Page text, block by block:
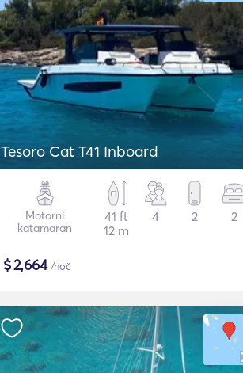
Tesoro Cat T41 Inboard
Motorni
katamaran
41 ft
12 m
4 2 2
$2,664/noč